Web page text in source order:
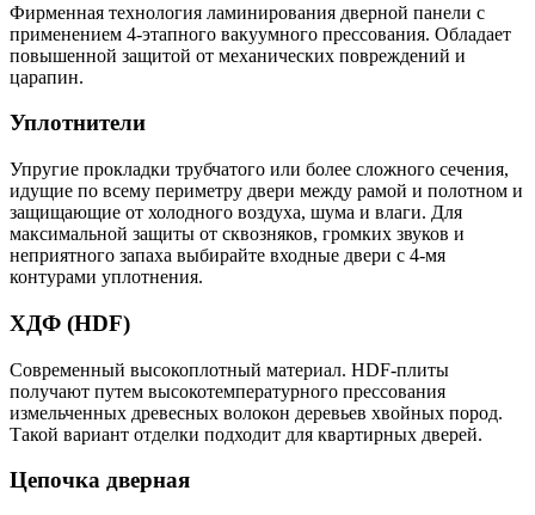
Фирменная технология ламинирования дверной панели с
применением 4-этапного вакуумного прессования. Обладает
повышенной защитой от механических повреждений и
царапин.
Уплотнители
Упругие прокладки трубчатого или более сложного сечения,
идущие по всему периметру двери между рамой и полотном и
защищающие от холодного воздуха, шума и влаги. Для
максимальной защиты от сквозняков, громких звуков и
неприятного запаха выбирайте входные двери с 4-мя
контурами уплотнения.
ХДФ (HDF)
Современный высокоплотный материал. HDF-плиты
получают путем высокотемпературного прессования
измельченных древесных волокон деревьев хвойных пород.
Такой вариант отделки подходит для квартирных дверей.
Цепочка дверная